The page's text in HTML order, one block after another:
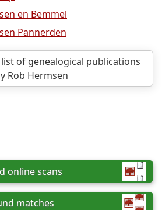
en Bemmel
Pannerden
of genealogical publications
Rob Hermsen
online scans
matches